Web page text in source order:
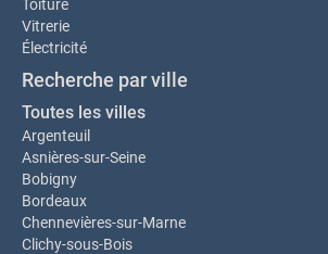
Toiture
Vitrerie
Électricité
Recherche par ville
Toutes les villes
Argenteuil
Asnières-sur-Seine
Bobigny
Bordeaux
Chennevières-sur-Marne
Clichy-sous-Bois